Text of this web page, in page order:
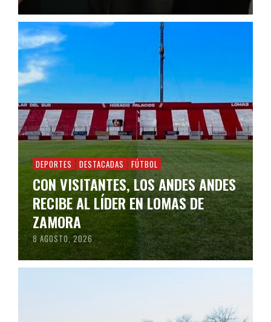
DEPORTES DESTACADAS FÚTBOL
CON VISITANTES, LOS ANDES ANDES
RECIBE AL LÍDER EN LOMAS DE
ZAMORA
8 AGOSTO, 2026